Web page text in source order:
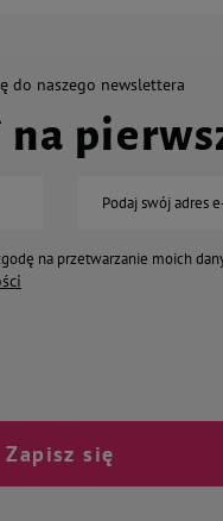
do naszego newslettera
Podaj swój adres
na przetwarzanie moich
Zapisz się